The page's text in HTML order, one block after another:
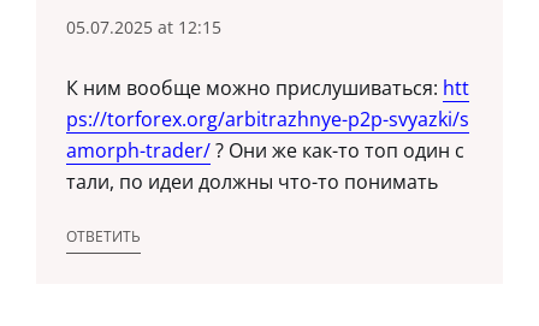
05.07.2025 at 12:15
К ним вообще можно прислушиваться: htt
ps://torforex.org/arbitrazhnye-p2p-svyazki/s
amorph-trader/? Они же как-то топ один с
тали, по идеи должны что-то понимать
ОТВЕТИТЬ